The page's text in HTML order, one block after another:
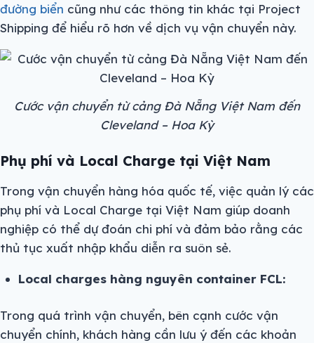
đường biển cũng như các thông tin khác tại Project
Shipping để hiểu rõ hơn về dịch vụ vận chuyển này.
Cước vận chuyển từ cảng Đà Nẵng Việt Nam đến
Cleveland – Hoa Kỳ
Phụ phí và Local Charge tại Việt Nam
Trong vận chuyển hàng hóa quốc tế, việc quản lý các
phụ phí và Local Charge tại Việt Nam giúp doanh
nghiệp có thể dự đoán chi phí và đảm bảo rằng các
thủ tục xuất nhập khẩu diễn ra suôn sẻ.
Local charges hàng nguyên container FCL:
Trong quá trình vận chuyển, bên cạnh cước vận
chuyển chính, khách hàng cần lưu ý đến các khoản